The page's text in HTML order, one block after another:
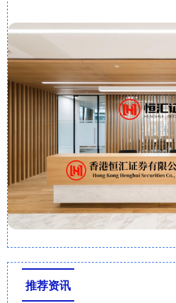
推荐资讯